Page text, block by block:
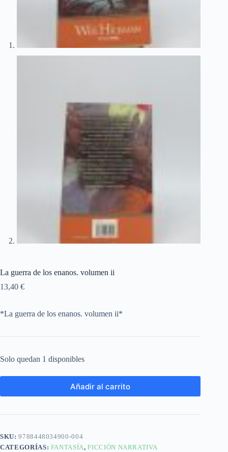
La guerra de los enanos. volumen ii
13,40 €
*La guerra de los enanos. volumen ii*
Solo quedan 1 disponibles
Añadir al carrito
SKU:9788448034900-004
CATEGORÍAS: FANTASÍA,FICCIÓN NARRATIVA